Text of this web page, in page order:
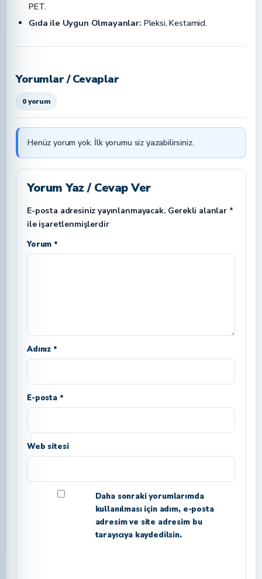
PET.
Gıda ile Uygun Olmayanlar: Pleksi, Kestamid.
Yorumlar / Cevaplar
0 yorum
Henüz yorum yok. İlk yorumu siz yazabilirsiniz.
Yorum Yaz / Cevap Ver
E-posta adresiniz yayınlanmayacak. Gerekli alanlar *
ile işaretlenmişlerdir
Yorum *
Adınız *
E-posta *
Web sitesi
Daha sonraki yorumlarımda
kullanılması için adım, e-posta
adresim ve site adresim bu
tarayıcıya kaydedilsin.